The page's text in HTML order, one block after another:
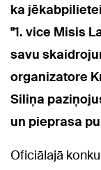
ka
"1. vice Misis
savu
organizatore
Siliņa
un pieprasa
Oficiālajā